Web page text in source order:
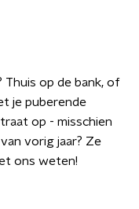
Thuis op de bank, of
je puberende
op - misschien
vorig jaar? Ze
ons weten!